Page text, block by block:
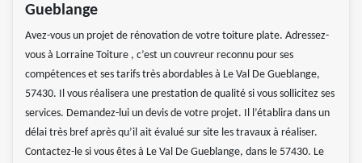
Gueblange
Avez-vous un projet de rénovation de votre toiture plate. Adressez-
vous à Lorraine Toiture , c’est un couvreur reconnu pour ses
compétences et ses tarifs très abordables à Le Val De Gueblange,
57430. Il vous réalisera une prestation de qualité si vous sollicitez ses
services. Demandez-lui un devis de votre projet. Il l’établira dans un
délai très bref après qu’il ait évalué sur site les travaux à réaliser.
Contactez-le si vous êtes à Le Val De Gueblange, dans le 57430. Le